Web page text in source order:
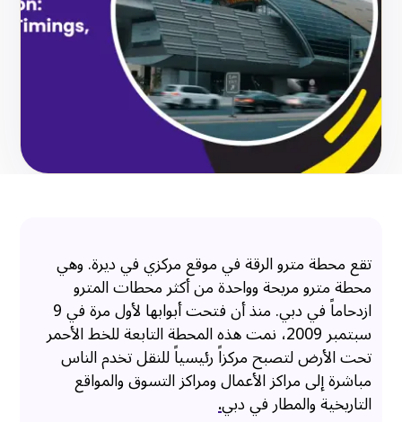
تقع محطة مترو الرقة في موقع مركزي في ديرة. وهي
محطة مترو مريحة وواحدة من أكثر محطات المترو
ازدحاماً في دبي. منذ أن فتحت أبوابها لأول مرة في 9
سبتمبر 2009، نمت هذه المحطة التابعة للخط الأحمر
تحت الأرض لتصبح مركزاً رئيسياً للنقل تخدم الناس
مباشرة إلى مراكز الأعمال ومراكز التسوق والمواقع
التاريخية والمطار في دبي.